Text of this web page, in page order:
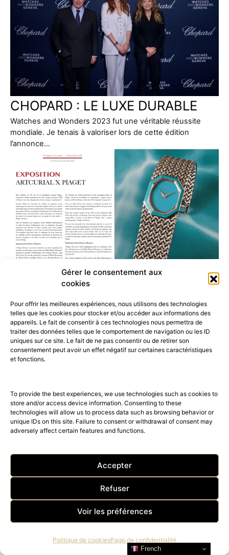
Gérer le consentement aux
cookies
Pour offrir les meilleures expériences, nous utilisons des technologies
telles que les cookies pour stocker et/ou accéder aux informations des
appareils. Le fait de consentir à ces technologies nous permettra de
traiter des données telles que le comportement de navigation ou les ID
uniques sur ce site. Le fait de ne pas consentir ou de retirer son
consentement peut avoir un effet négatif sur certaines caractéristiques
et fonctions.
To provide the best experiences, we use technologies such as cookies to
store and/or access device information. Consenting to these
technologies will allow us to process data such as browsing behavior or
unique IDs on this site. Failure to consent or withdrawal of consent may
adversely affect certain features and functions.
Accepter
Refuser
Voir les préférences
Politique de cookiesPage de confidentialité
CHOPARD : LE LUXE DURABLE
Watches and Wonders 2023 fut une véritable réussite
mondiale. Je tenais à valoriser lors de cette édition
l’annonce…
Vente inédite ARTCURIAL x
PIAGET : À LA UNE Piaget 150
ans
Pour célébrer les 150 ans de la prestigieuse maison Piaget,
French